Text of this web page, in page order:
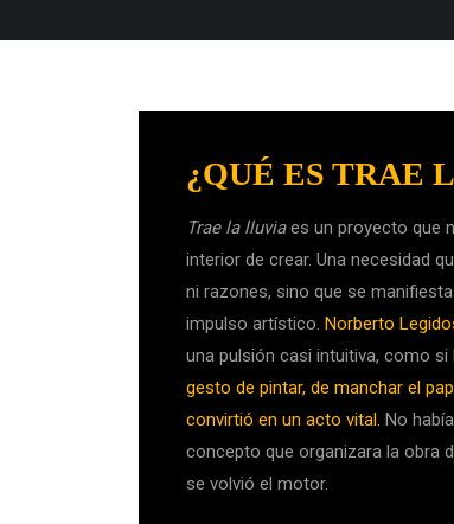
¿QUÉ ES TRAE
Trae la lluviaes un proyecto que
interior de crear. Una necesidad
ni razones, sino que se
impulso artístico. Norberto
una pulsión casi intuitiva, como si
gesto de pintar, de manchar el
convirtió en un acto vital. No
concepto que organizara la obra
se volvió el motor.